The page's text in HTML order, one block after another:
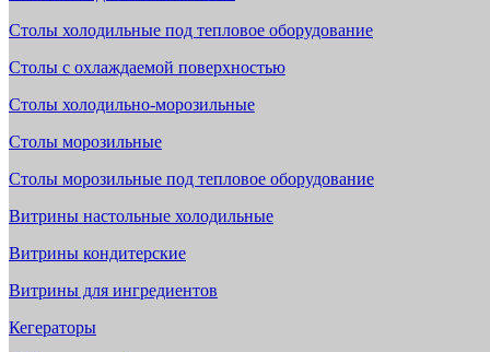
Столы холодильные под тепловое оборудование
Столы с охлаждаемой поверхностью
Столы холодильно-морозильные
Столы морозильные
Столы морозильные под тепловое оборудование
Витрины настольные холодильные
Витрины кондитерские
Витрины для ингредиентов
Кегераторы